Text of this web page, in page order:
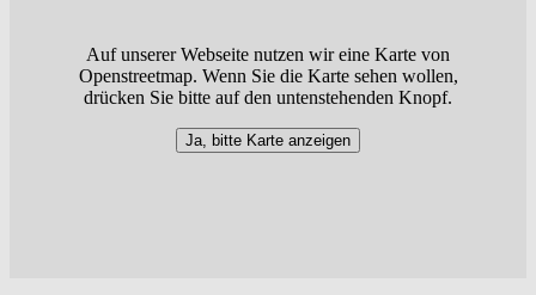
Auf unserer Webseite nutzen wir eine Karte von
Openstreetmap. Wenn Sie die Karte sehen wollen,
drücken Sie bitte auf den untenstehenden Knopf.
Ja, bitte Karte anzeigen